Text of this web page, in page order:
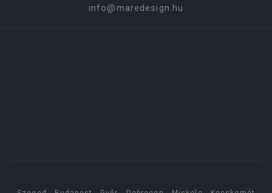
info@maredesign.hu